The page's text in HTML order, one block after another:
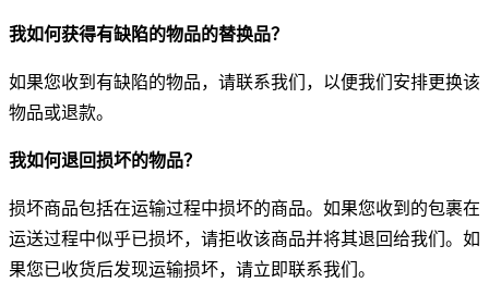
我如何获得有缺陷的物品的替换品？
如果您收到有缺陷的物品，请联系我们，以便我们安排更换该
物品或退款。
我如何退回损坏的物品？
损坏商品包括在运输过程中损坏的商品。如果您收到的包裹在
运送过程中似乎已损坏，请拒收该商品并将其退回给我们。如
果您已收货后发现运输损坏，请立即联系我们。